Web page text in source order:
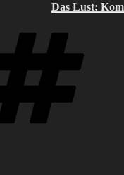
Das Lust: